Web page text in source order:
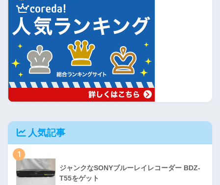
人気記事
1
ジャンクなSONYブルーレイレコーダー BDZ-
T55をゲット